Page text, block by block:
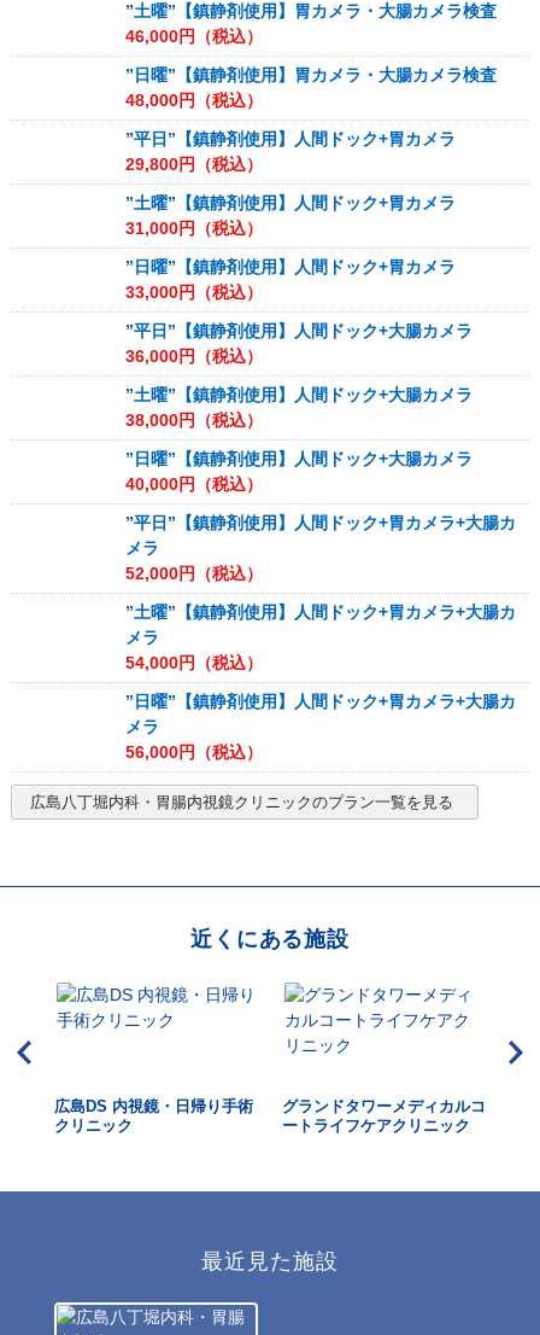
”土曜”【鎮静剤使用】胃カメラ・大腸カメラ検査
46,000円（税込）
”日曜”【鎮静剤使用】胃カメラ・大腸カメラ検査
48,000円（税込）
”平日”【鎮静剤使用】人間ドック+胃カメラ
29,800円（税込）
”土曜”【鎮静剤使用】人間ドック+胃カメラ
31,000円（税込）
”日曜”【鎮静剤使用】人間ドック+胃カメラ
33,000円（税込）
”平日”【鎮静剤使用】人間ドック+大腸カメラ
36,000円（税込）
”土曜”【鎮静剤使用】人間ドック+大腸カメラ
38,000円（税込）
”日曜”【鎮静剤使用】人間ドック+大腸カメラ
40,000円（税込）
”平日”【鎮静剤使用】人間ドック+胃カメラ+大腸カ
メラ
52,000円（税込）
”土曜”【鎮静剤使用】人間ドック+胃カメラ+大腸カ
メラ
54,000円（税込）
”日曜”【鎮静剤使用】人間ドック+胃カメラ+大腸カ
メラ
56,000円（税込）
広島八丁堀内科・胃腸内視鏡クリニックのプラン一覧を見る
近くにある施設
広島DS 内視鏡・日帰り手術
クリニック
グランドタワーメディカルコ
ートライフケアクリニック
最近見た施設